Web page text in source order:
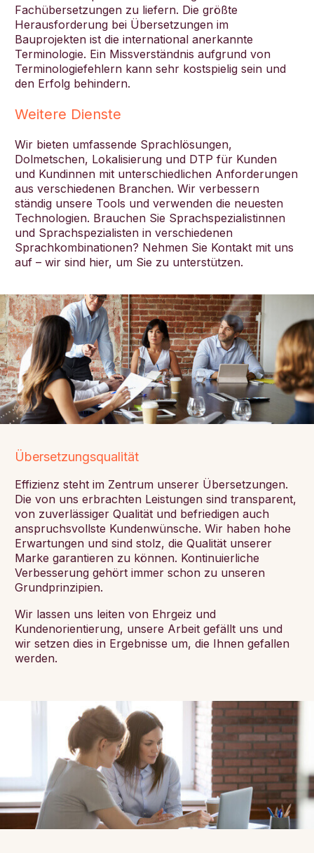
Fachübersetzungen zu liefern. Die größte
Herausforderung bei Übersetzungen im
Bauprojekten ist die international anerkannte
Terminologie. Ein Missverständnis aufgrund von
Terminologiefehlern kann sehr kostspielig sein und
den Erfolg behindern.
Weitere Dienste
Wir bieten umfassende Sprachlösungen,
Dolmetschen, Lokalisierung und DTP für Kunden
und Kundinnen mit unterschiedlichen Anforderungen
aus verschiedenen Branchen. Wir verbessern
ständig unsere Tools und verwenden die neuesten
Technologien. Brauchen Sie Sprachspezialistinnen
und Sprachspezialisten in verschiedenen
Sprachkombinationen? Nehmen Sie Kontakt mit uns
auf – wir sind hier, um Sie zu unterstützen.
Übersetzungsqualität
Effizienz steht im Zentrum unserer Übersetzungen.
Die von uns erbrachten Leistungen sind transparent,
von zuverlässiger Qualität und befriedigen auch
anspruchsvollste Kundenwünsche. Wir haben hohe
Erwartungen und sind stolz, die Qualität unserer
Marke garantieren zu können. Kontinuierliche
Verbesserung gehört immer schon zu unseren
Grundprinzipien.
Wir lassen uns leiten von Ehrgeiz und
Kundenorientierung, unsere Arbeit gefällt uns und
wir setzen dies in Ergebnisse um, die Ihnen gefallen
werden.